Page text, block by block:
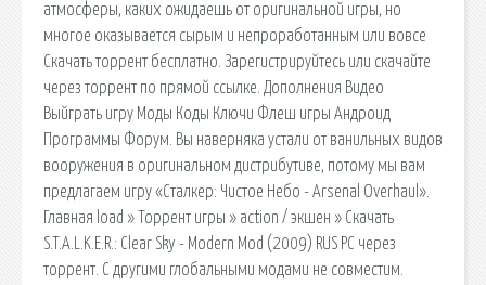
атмосферы, каких ожидаешь от оригинальной игры, но
многое оказывается сырым и непроработанным или вовсе
Скачать торрент бесплатно. Зарегистрируйтесь или скачайте
через торрент по прямой ссылке. Дополнения Видео
Выйграть игру Моды Коды Ключи Флеш игры Андроид
Программы Форум. Вы наверняка устали от ванильных видов
вооружения в оригинальном дистрибутиве, потому мы вам
предлагаем игру «Сталкер: Чистое Небо - Arsenal Overhaul».
Главная load » Торрент игры » action / экшен » Скачать
S.T.A.L.K.E.R.: Clear Sky - Modern Mod (2009) RUS PC через
торрент. С другими глобальными модами не совместим.